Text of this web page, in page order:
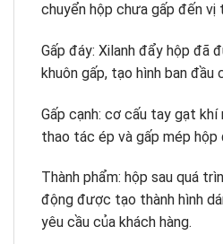
chuyển hộp chưa gấp đến vị
Gấp đáy: Xilanh đẩy hộp đã
khuôn gấp, tạo hình ban đầu
Gấp cạnh: cơ cấu tay gạt
thao tác ép và gấp mép hộp
Thành phẩm: hộp sau quá
động được tạo thành hình
yêu cầu của khách hàng.